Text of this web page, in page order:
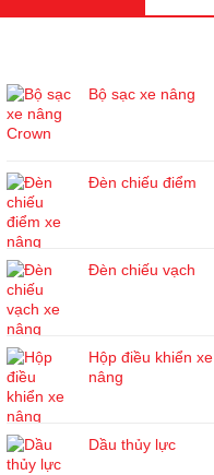
Bộ sạc xe nâng
Đèn chiếu điểm
Đèn chiếu vạch
Hộp điều khiển xe
nâng
Dầu thủy lực